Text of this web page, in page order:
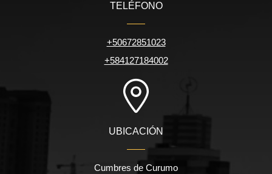
TELÉFONO
+50672851023
+584127184002
UBICACIÓN
Cumbres de Curumo